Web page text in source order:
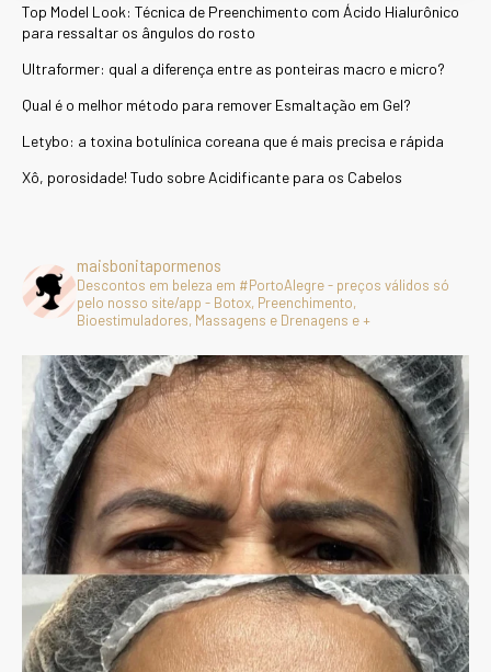
Top Model Look: Técnica de Preenchimento com Ácido Hialurônico
para ressaltar os ângulos do rosto
Ultraformer: qual a diferença entre as ponteiras macro e micro?
Qual é o melhor método para remover Esmaltação em Gel?
Letybo: a toxina botulínica coreana que é mais precisa e rápida
Xô, porosidade! Tudo sobre Acidificante para os Cabelos
maisbonitapormenos
Descontos em beleza em #PortoAlegre - preços válidos só
pelo nosso site/app - Botox, Preenchimento,
Bioestimuladores, Massagens e Drenagens e +